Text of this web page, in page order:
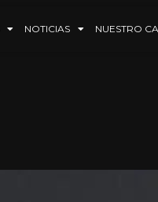
NOTICIAS NUESTRO